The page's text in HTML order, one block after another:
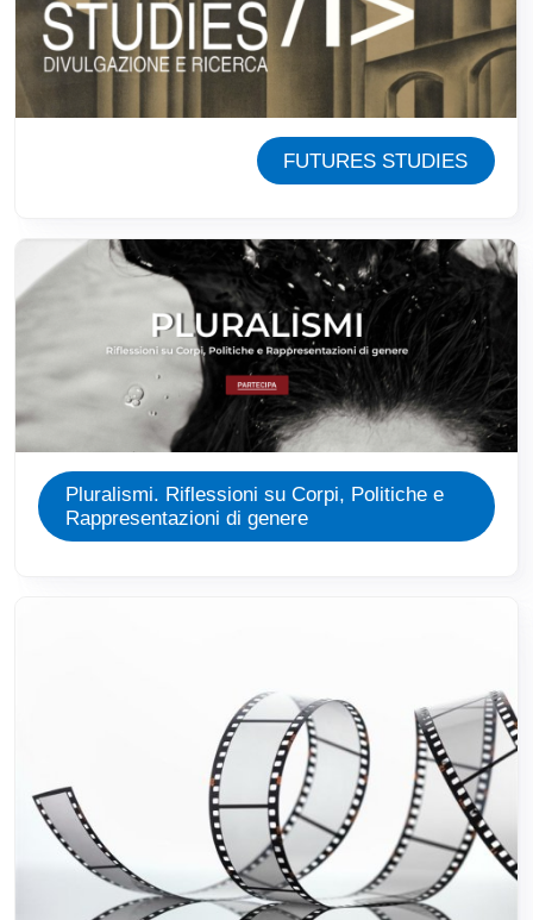
FUTURES STUDIES
Immagine
Pluralismi. Riflessioni su Corpi, Politiche e
Rappresentazioni di genere